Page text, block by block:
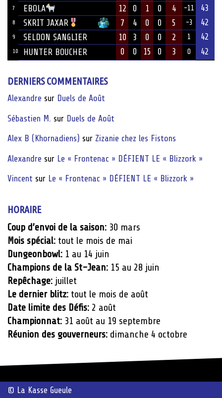
7 EBOLA 12 0 1 0 4 -11 43
8 SKRIT JAXAR 7 4 0 0 5 -3 42
9 SELDON SANGLIER 10 3 0 0 2 1 42
10 HUNTER BOUCHER 0 0 15 0 3 0 42
DERNIERS COMMENTAIRES
Alexandre sur Duels de Août
Sébastien M. sur Duels de Août
Alex B (Khornadiens) sur Zizanie chez les Fistons
Alexandre sur Le « Frontenac » DÉFIENT LE « Blizzork »
Vincent sur Le « Frontenac » DÉFIENT LE « Blizzork »
HORAIRE
Coup d’envoi de la saison: 30 mars
Mois spécial: tout le mois de mai
Dungeonbowl: 1 au 14 juin
Champions de la St-Jean: 15 au 28 juin
Repêchage: juillet
Le dernier blitz: tout le mois de août
Date limite des Défis: 2 août
Championnat: 31 août au 19 septembre
Réunion des gouverneurs: dimanche 4 octobre
© La Kasse Gueule